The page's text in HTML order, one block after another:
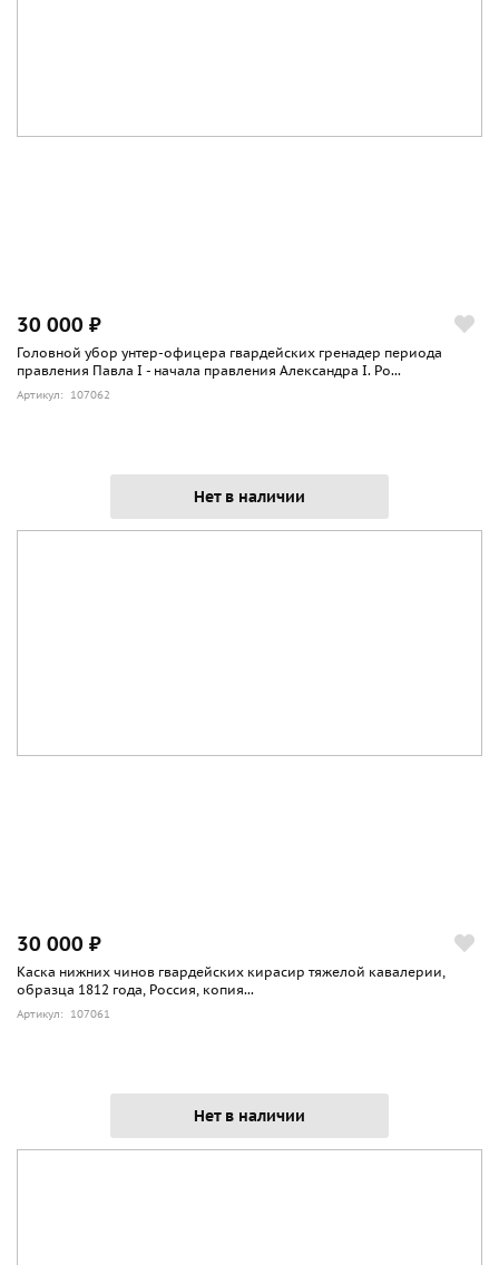
30 000 ₽
Головной убор унтер-офицера гвардейских гренадер периода
правления Павла I - начала правления Александра I. Ро...
Артикул: 107062
Нет в наличии
30 000 ₽
Каска нижних чинов гвардейских кирасир тяжелой кавалерии,
образца 1812 года, Россия, копия...
Артикул: 107061
Нет в наличии